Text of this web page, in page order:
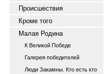
Происшествия
Кроме того
Малая Родина
К Великой Победе
Галерея победителей
Люди Закамны. Кто есть кто